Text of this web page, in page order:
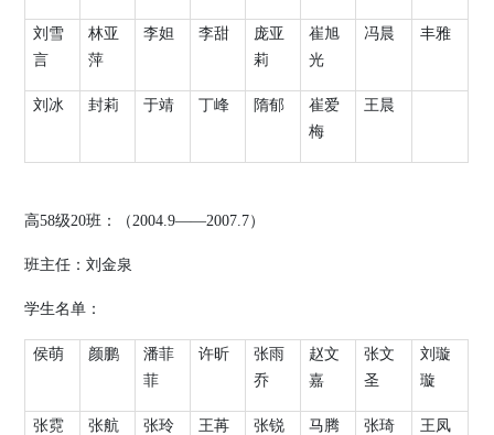
刘雪
言
林亚
萍
李妲 李甜
庞亚
莉
崔旭
光
冯晨 丰雅
刘冰 封莉 于靖 丁峰 隋郁
崔爱
梅
王晨
高58级20班：（2004.9——2007.7）
班主任：刘金泉
学生名单：
侯萌 颜鹏
潘菲
菲
许昕
张雨
乔
赵文
嘉
张文
圣
刘璇
璇
张霓 张航 张玲 王苒 张锐 马腾 张琦
王凤